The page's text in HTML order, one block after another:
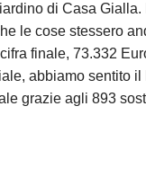
di Casa Gialla.
le cose stessero
finale, 73.332
abbiamo sentito il
grazie agli 893